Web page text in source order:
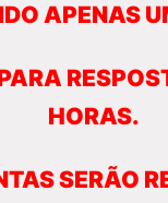
APENAS
HORAS.
SERÃO